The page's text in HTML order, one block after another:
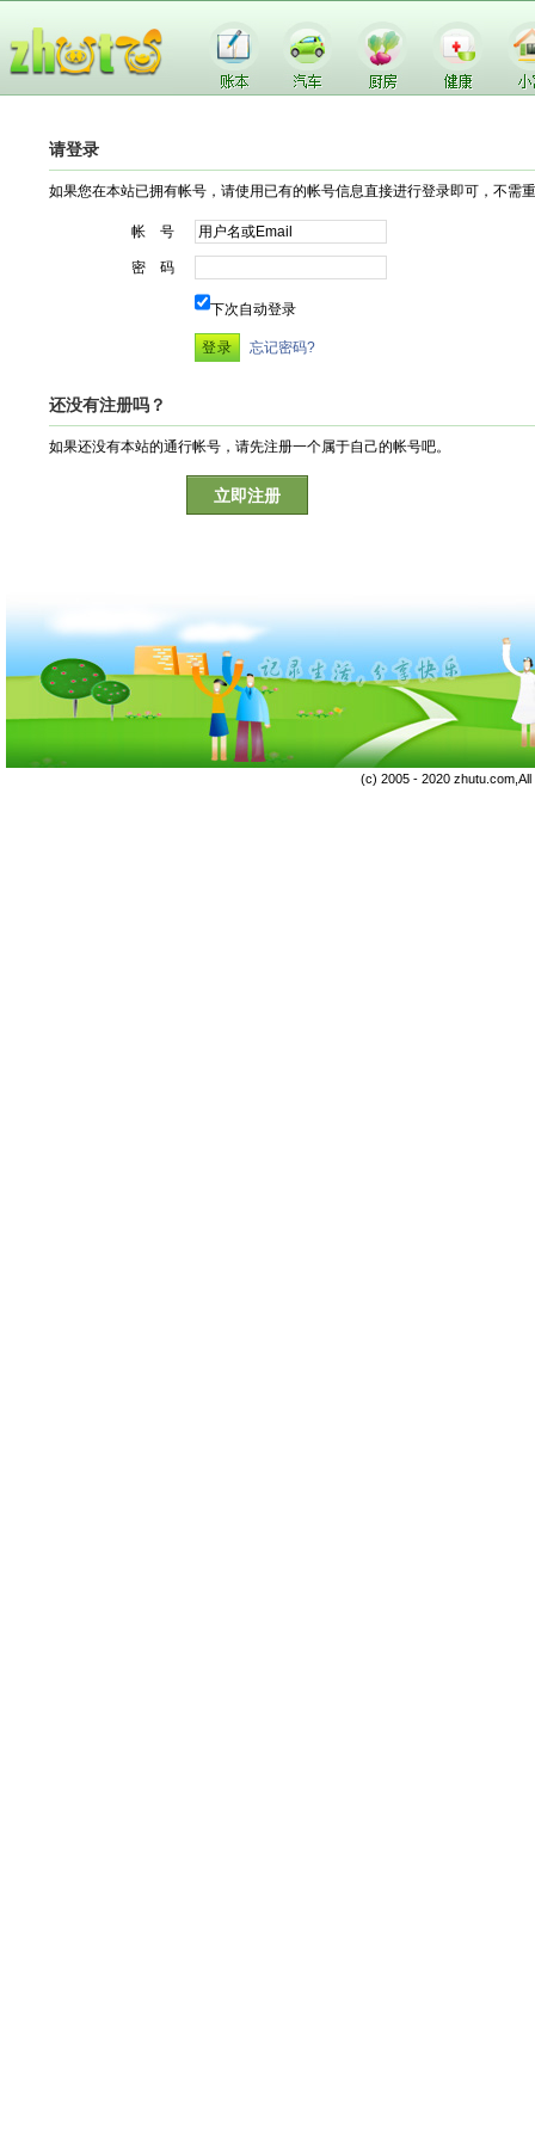
请登录
如果您在本站已拥有帐号，请使用已有的帐号信息直接进行登录即可，不需
帐 号
密 码
下次自动登录
忘记密码?
还没有注册吗？
如果还没有本站的通行帐号，请先注册一个属于自己的帐号吧。
立即注册
(c) 2005 - 2020